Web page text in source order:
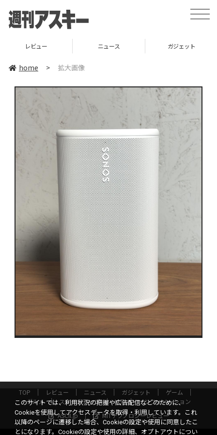
toggle
レビュー ニュース ガジェット
home > 拡大画像
TOP レビュー ニュース ガジェット
ゲーム
グルメ
スタートアップ ICT
インフォメーション
ASCII.jp
MITテクノロジーレビュー
このサイトでは、利用状況の把握や広告配信などのために、
Cookieを使用してアクセスデータを取得・利用しています。これ
以降のページに遷移した場合、Cookieの設定や使用に同意したこ
とになります。Cookieの設定や使用の詳細、オプトアウトについ